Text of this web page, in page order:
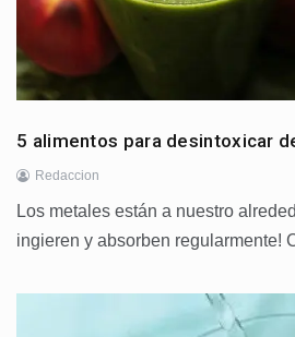
5 alimentos para desintoxicar
Redaccion
Los metales están a nuestro
ingieren y absorben regularmente!